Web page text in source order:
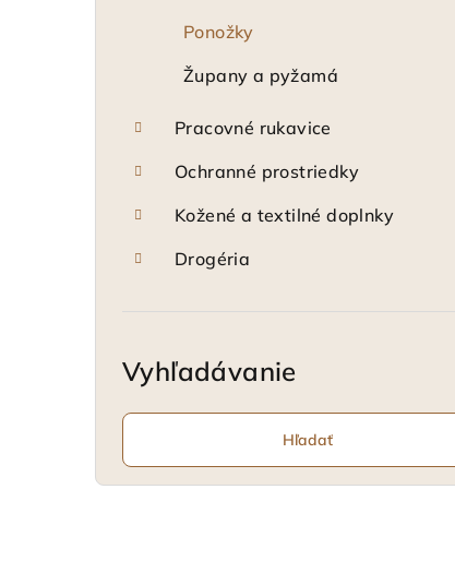
Ponožky
Župany a pyžamá
Pracovné rukavice
Ochranné prostriedky
Kožené a textilné doplnky
Drogéria
Vyhľadávanie
Hľadať